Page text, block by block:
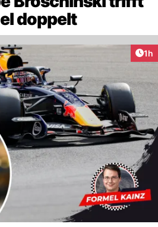
doppelt
1h